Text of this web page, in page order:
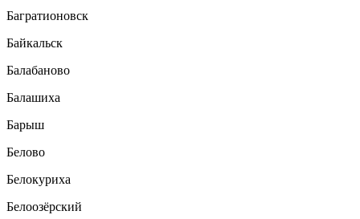
Багратионовск
Байкальск
Балабаново
Балашиха
Барыш
Белово
Белокуриха
Белоозёрский